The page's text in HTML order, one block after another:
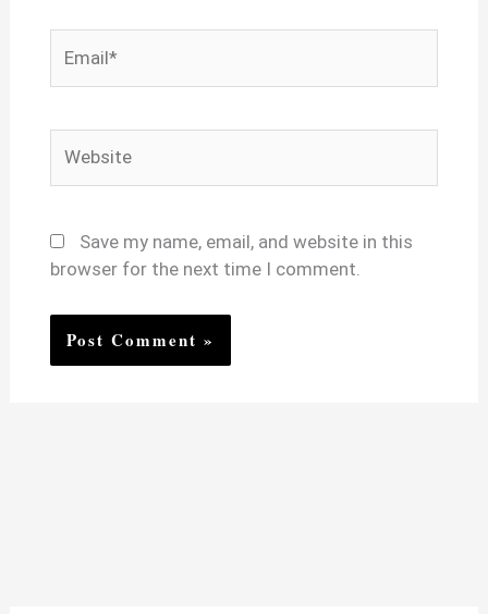
Save my name, email, and website in this
browser for the next time I comment.